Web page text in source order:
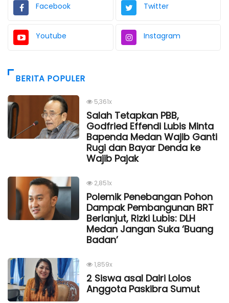
Facebook Twitter
Youtube Instagram
BERITA POPULER
5,361x
Salah Tetapkan PBB,
Godfried Effendi Lubis Minta
Bapenda Medan Wajib Ganti
Rugi dan Bayar Denda ke
Wajib Pajak
2,851x
Polemik Penebangan Pohon
Dampak Pembangunan BRT
Berlanjut, Rizki Lubis: DLH
Medan Jangan Suka ‘Buang
Badan’
1,859x
2 Siswa asal Dairi Lolos
Anggota Paskibra Sumut